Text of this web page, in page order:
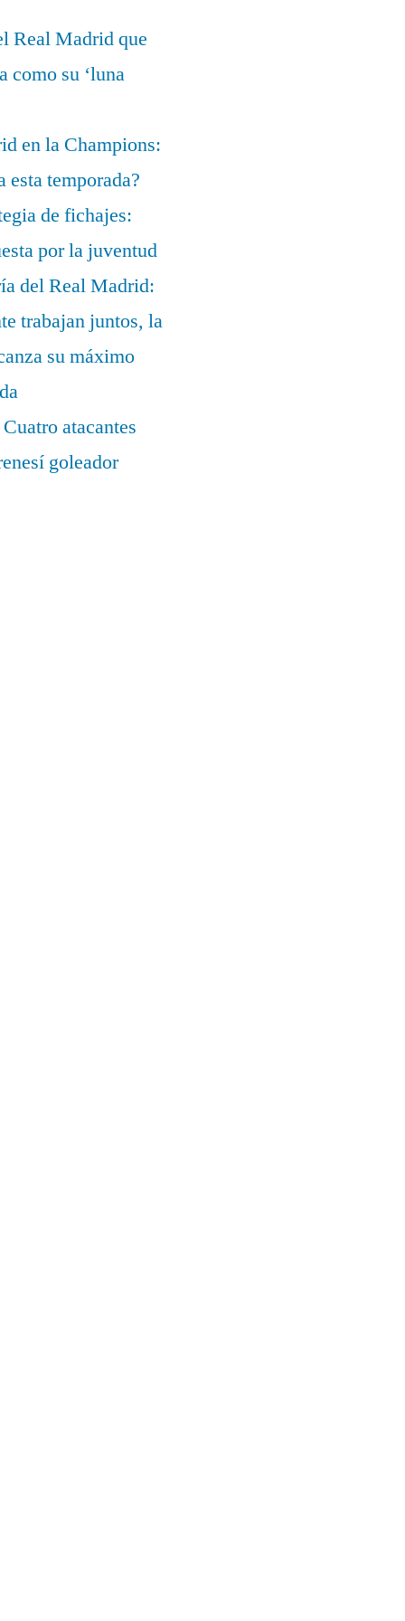
Real Madrid que
como su ‘luna
en la Champions:
esta temporada?
de fichajes:
por la juventud
del Real Madrid:
trabajan juntos, la
su máximo
atacantes
goleador